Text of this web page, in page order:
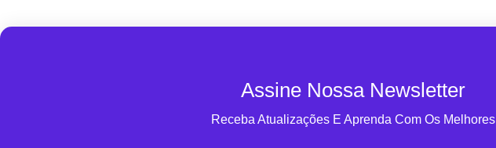
Assine Nossa Newsletter
Receba Atualizações E Aprenda Com Os Melhores